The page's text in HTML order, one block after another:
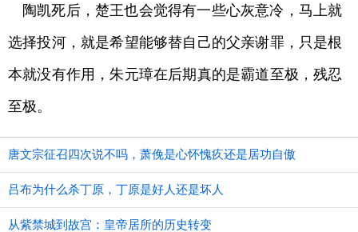
陶凯死后，楚王也会觉得有一些心灰意冷，马上就
选择投河，就是希望能够替自己的父亲谢罪，只是根
本就没有作用，朱元璋在后期真的是霸道至极，残忍
至极。
唐文宗征召四次说不吗，萧俛是心怀愧疚还是居功自傲
吕布为什么杀丁原，丁原是好人还是坏人
从紫禁城到故宫：皇帝居所的历史转变